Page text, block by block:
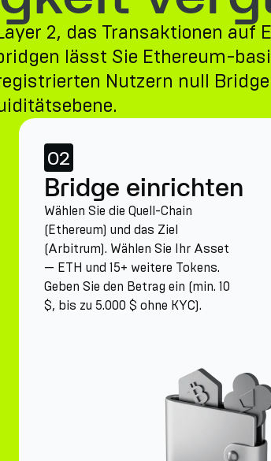
2, das Transaktionen auf
lässt Sie Ethereum-
Nutzern null
02
Bridge einrichten
Wählen Sie die Quell-Chain
(Ethereum) und das Ziel
(Arbitrum). Wählen Sie Ihr Asset
— ETH und 15+ weitere Tokens.
Geben Sie den Betrag ein (min. 10
$, bis zu 5.000 $ ohne KYC).